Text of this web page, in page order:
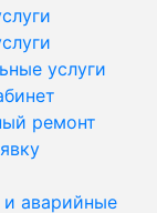
услуги
ремонт
аварийные